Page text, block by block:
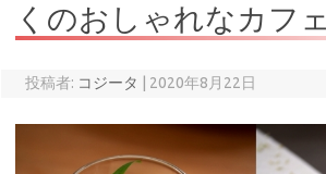
くのおしゃれなカフェ
投稿者: コジータ 2020年8月22日